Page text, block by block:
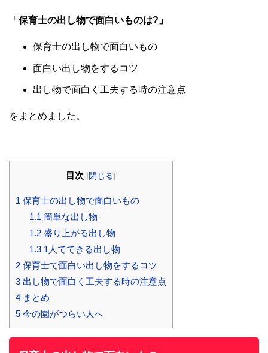
「 保育士の出し物で面白いものは?」
保育士の出し物で面白いもの
面白い出し物をするコツ
出し物で面白く工夫する時の注意点
をまとめました。
目次 [閉じる]
1 保育士の出し物で面白いもの
1.1 簡単な出し物
1.2盛り上がる出し物
1.31人でできる出し物
2 保育士で面白い出し物をするコツ
3 出し物で面白く工夫する時の注意点
4 まとめ
5 今の園がつらい人へ